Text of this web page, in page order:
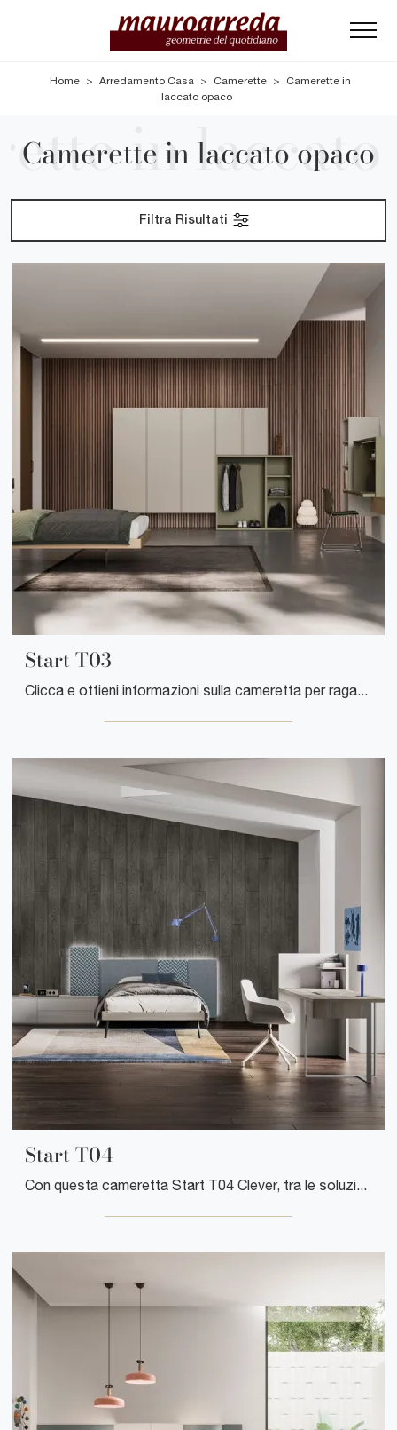
Home > Arredamento Casa > Camerette >
Camerette in
laccato opaco
Camerette in laccato opaco
Filtra Risultati
Start T03
Clicca e ottieni informazioni sulla cameretta per ragazzi Start T03! Le Camerette componibili Clever ti attendono.
Start T04
Con questa cameretta Start T04 Clever, tra le soluzioni componibili, potrai ammobiliare stanze moderne per ragazzi.